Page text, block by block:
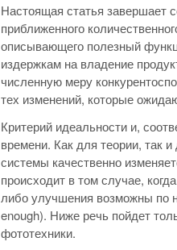
Настоящая статья завершает
приближенного
описывающего полезный
издержкам на владение
численную меру
тех изменений, которые
Критерий идеальности и,
времени. Как для теории, так
системы качественно
происходит в том случае,
либо улучшения возможны по
enough). Ниже речь пойдет
фототехники.